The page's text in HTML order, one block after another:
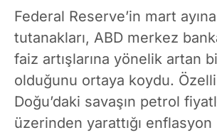
Federal Reserve’in mart
tutanakları, ABD merkez
faiz artışlarına yönelik artan
olduğunu ortaya koydu.
Doğu’daki savaşın petrol
üzerinden yarattığı enflasyon